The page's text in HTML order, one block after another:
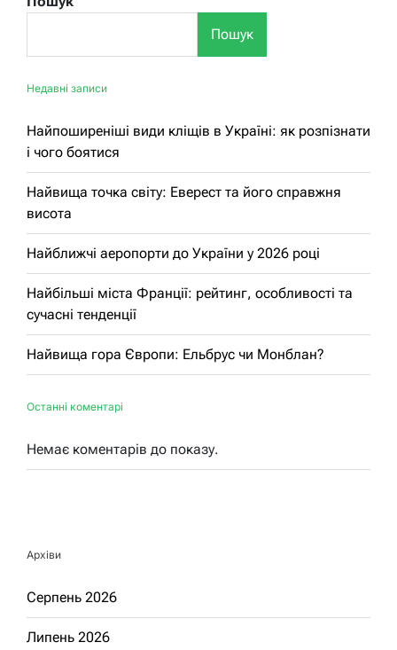
Пошук
Недавні записи
Найпоширеніші види кліщів в Україні: як розпізнати
і чого боятися
Найвища точка світу: Еверест та його справжня
висота
Найближчі аеропорти до України у 2026 році
Найбільші міста Франції: рейтинг, особливості та
сучасні тенденції
Найвища гора Європи: Ельбрус чи Монблан?
Останні коментарі
Немає коментарів до показу.
Архіви
Серпень 2026
Липень 2026